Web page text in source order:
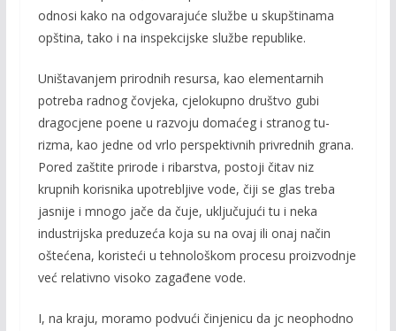
odnosi kako na odgovarajuće službe u skupštinama
opština, tako i na inspekcijske službe republike.
Uništavanjem prirodnih resursa, kao elementarnih
potreba radnog čovjeka, cjelokupno društvo gubi
dragocjene poene u razvoju domaćeg i stranog tu­
rizma, kao jedne od vrlo perspektivnih privrednih grana.
Pored zaštite prirode i ribarstva, postoji čitav niz
krupnih korisnika upotrebljive vode, čiji se glas treba
jasnije i mnogo jače da čuje, uključujući tu i neka
industrijska preduzeća koja su na ovaj ili onaj način
oštećena, koristeći u tehnološkom procesu pro­izvodnje
već relativno visoko zagađene vode.
I, na kraju, moramo podvući činjenicu da jc neophodno